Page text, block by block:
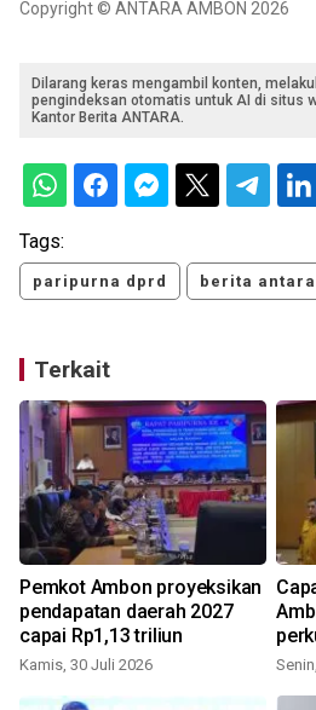
Copyright © ANTARA AMBON 2026
Dilarang keras mengambil konten,
pengindeksan otomatis untuk AI di situs
Kantor Berita ANTARA.
Tags:
paripurna dprd berita
Terkait
Pemkot Ambon proyeksikan
pendapatan daerah 2027
capai Rp1,13 triliun
Kamis, 30 Juli 2026